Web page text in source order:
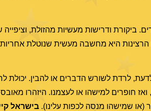
ביקורת ודרישות מעשיות מהזולת,
הרצינות היא מחשבה מעשית שנוטלת
לרדת לשורש הדברים או להבין.
ואז חופרים למישהו או לעצמנו. היזהרו
שמישהו מנסה לכפות עלינו). בישראל